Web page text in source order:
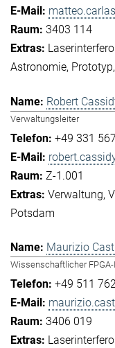
3403 114
Astronomie Prototyp
Robert
Verwaltungsleiter
+49 331
Z-1.001
Verwaltung
Potsdam
Maurizio
Wissenschaftlicher
+49 511
3406 019